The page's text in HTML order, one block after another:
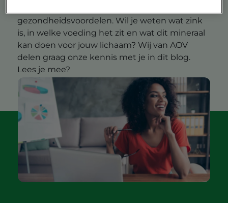
gezondheidsvoordelen. Wil je weten wat zink
is, in welke voeding het zit en wat dit mineraal
kan doen voor jouw lichaam? Wij van AOV
delen graag onze kennis met je in dit blog.
Lees je mee?